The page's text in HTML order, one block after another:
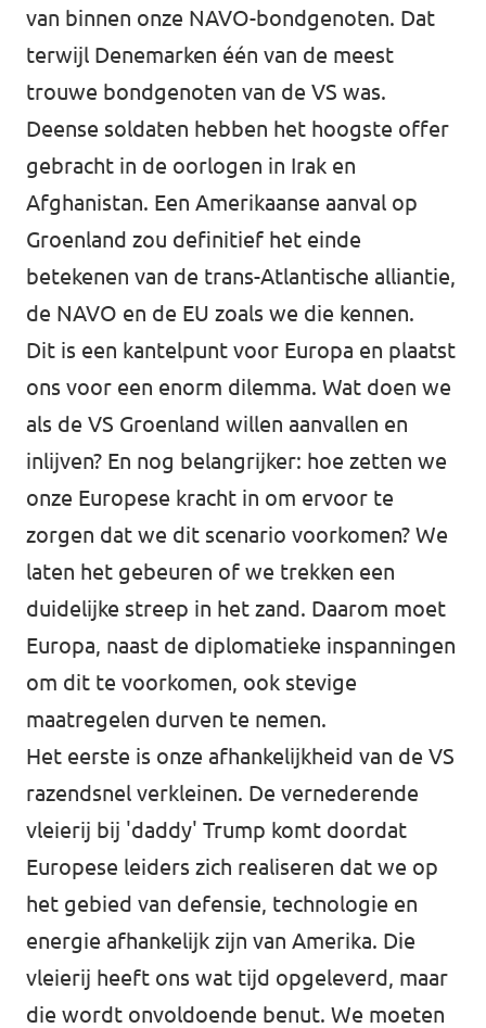
van binnen onze NAVO-bondgenoten. Dat
terwijl Denemarken één van de meest
trouwe bondgenoten van de VS was.
Deense soldaten hebben het hoogste offer
gebracht in de oorlogen in Irak en
Afghanistan. Een Amerikaanse aanval op
Groenland zou definitief het einde
betekenen van de trans-Atlantische alliantie,
de NAVO en de EU zoals we die kennen.
Dit is een kantelpunt voor Europa en plaatst
ons voor een enorm dilemma. Wat doen we
als de VS Groenland willen aanvallen en
inlijven? En nog belangrijker: hoe zetten we
onze Europese kracht in om ervoor te
zorgen dat we dit scenario voorkomen? We
laten het gebeuren of we trekken een
duidelijke streep in het zand. Daarom moet
Europa, naast de diplomatieke inspanningen
om dit te voorkomen, ook stevige
maatregelen durven te nemen.
Het eerste is onze afhankelijkheid van de VS
razendsnel verkleinen. De vernederende
vleierij bij 'daddy' Trump komt doordat
Europese leiders zich realiseren dat we op
het gebied van defensie, technologie en
energie afhankelijk zijn van Amerika. Die
vleierij heeft ons wat tijd opgeleverd, maar
die wordt onvoldoende benut. We moeten